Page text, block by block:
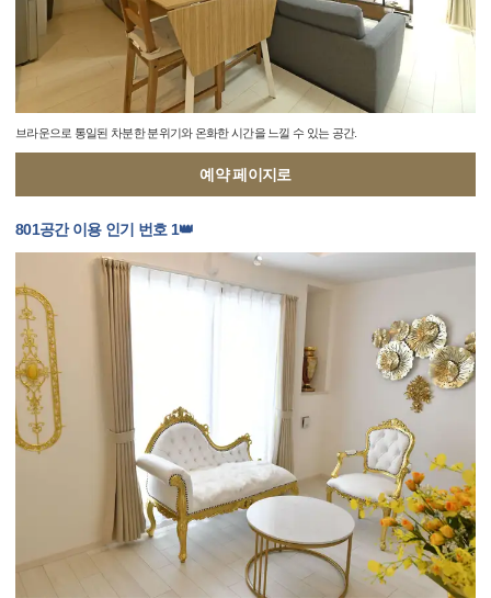
브라운으로 통일된 차분한 분위기와 온화한 시간을 느낄 수 있는 공간.
예약 페이지로
801공간 이용 인기 번호 1👑